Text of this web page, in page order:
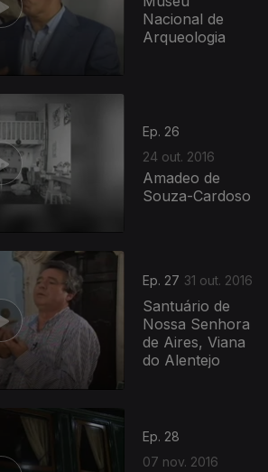
Nacional de
Arqueologia
Ep. 26
24 out. 2016
Amadeo de
Souza-Cardoso
Ep. 27 31 out. 2016
Santuário de
Nossa Senhora
de Aires, Viana
do Alentejo
Ep. 28
07 nov. 2016